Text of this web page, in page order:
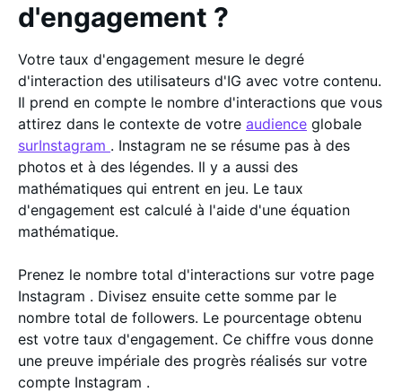
d'engagement ?
Votre taux d'engagement mesure le degré
d'interaction des utilisateurs d'IG avec votre contenu.
Il prend en compte le nombre d'interactions que vous
attirez dans le contexte de votre audience globale
surInstagram . Instagram ne se résume pas à des
photos et à des légendes. Il y a aussi des
mathématiques qui entrent en jeu. Le taux
d'engagement est calculé à l'aide d'une équation
mathématique.
Prenez le nombre total d'interactions sur votre page
Instagram . Divisez ensuite cette somme par le
nombre total de followers. Le pourcentage obtenu
est votre taux d'engagement. Ce chiffre vous donne
une preuve impériale des progrès réalisés sur votre
compte Instagram .